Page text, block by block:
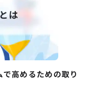
高めるための取り